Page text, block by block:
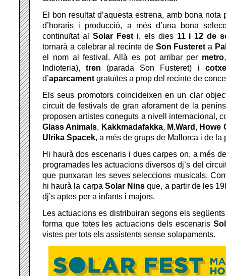
El bon resultat d’aquesta estrena, amb bona nota
d’horaris i producció, a més d’una bona
continuïtat al Solar Festi, els dies 11 i 12 de
tornarà a celebrar al recinte de Son Fusteret a
el nom al festival. Allà es pot arribar per metro
Indioteria),tren (parada Son Fusteret) i cotxe
d’aparcament gratuïtes a prop del recinte de
Els seus promotors coincideixen en un clar
circuit de festivals de gran aforament de la
proposen artistes coneguts a nivell internacional,
Glass Animals, Kakkmadafakka, M.Ward , Howe
Ulrika Spacek, a més de grups de Mallorca i de la
Hi haurà dos escenaris i dues carpes on, a més
programades les actuacions diversos dj’s del
que punxaran les seves seleccions musicals.
hi haurà la carpa Solar Nins que, a partir de les
dj’s aptes per a infants i majors.
Les actuacions es distribuiran segons els
forma que totes les actuacions dels escenaris
vistes per tots els assistents sense solapaments.